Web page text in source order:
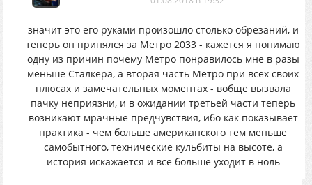
значит это его руками произошло столько обрезаний, и
теперь он принялся за Метро 2033 - кажется я понимаю
одну из причин почему Метро понравилось мне в разы
меньше Сталкера, а вторая часть Метро при всех своих
плюсах и замечательных моментах - вобще вызвала
пачку неприязни, и в ожидании третьей части теперь
возникают мрачные предчувствия, ибо как показывает
практика - чем больше американского тем меньше
самобытного, технические кульбиты на высоте, а
история искажается и все больше уходит в ноль